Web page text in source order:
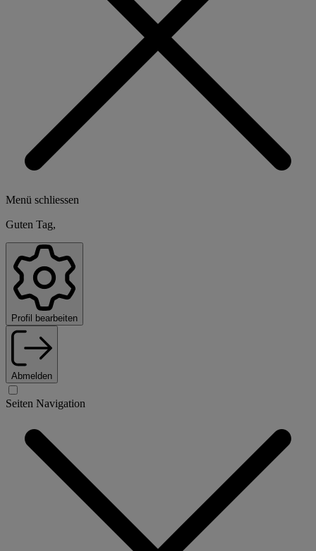
Menü schliessen
Guten Tag,
Profil bearbeiten
Abmelden
Seiten Navigation